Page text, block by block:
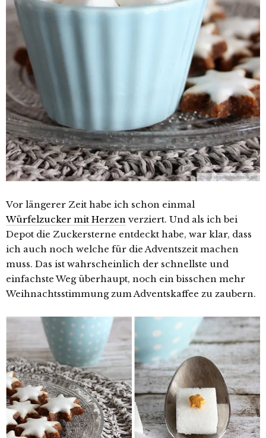
Vor längerer Zeit habe ich schon einmal
Würfelzucker mit Herzen verziert. Und als ich bei
Depot die Zuckersterne entdeckt habe, war klar, dass
ich auch noch welche für die Adventszeit machen
muss. Das ist wahrscheinlich der schnellste und
einfachste Weg überhaupt, noch ein bisschen mehr
Weihnachtsstimmung zum Adventskaffee zu zaubern.